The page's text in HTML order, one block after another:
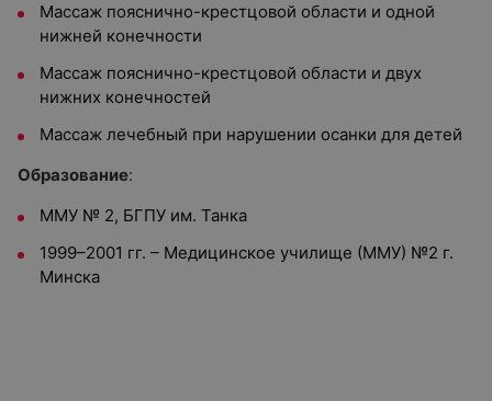
Массаж пояснично-крестцовой области и одной
нижней конечности
Массаж пояснично-крестцовой области и двух
нижних конечностей
Массаж лечебный при нарушении осанки для детей
Образование:
ММУ № 2, БГПУ им. Танка
1999–2001 гг. – Медицинское училище (ММУ) №2 г.
Минска